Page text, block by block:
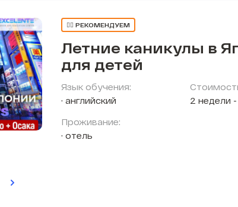
👍🏼 РЕКОМЕНДУЕМ
Летние каникулы в
для детей
Язык обучения:
английский
Проживание:
отель
2 недели